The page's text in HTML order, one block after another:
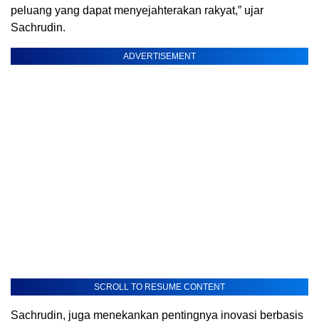
peluang yang dapat menyejahterakan rakyat,” ujar
Sachrudin.
ADVERTISEMENT
SCROLL TO RESUME CONTENT
Sachrudin, juga menekankan pentingnya inovasi berbasis